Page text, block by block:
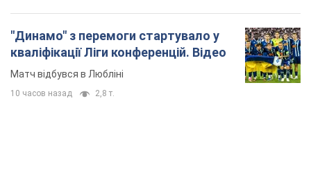
"Динамо" з перемоги стартувало у
кваліфікації Ліги конференцій. Відео
Матч відбувся в Любліні
10 часов назад 2,8 т.